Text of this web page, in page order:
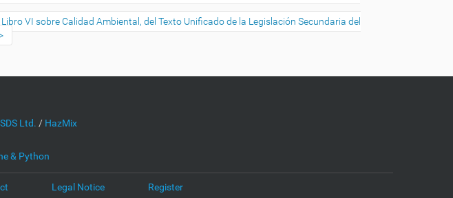
VI sobre Calidad Ambiental, del Texto Unificado de la Legislación Secundaria del
Ltd. / HazMix
& Python
Legal Notice Register